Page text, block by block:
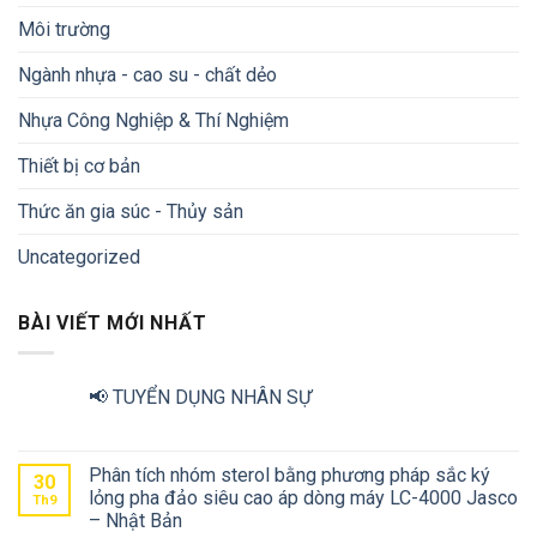
Môi trường
Ngành nhựa - cao su - chất dẻo
Nhựa Công Nghiệp & Thí Nghiệm
Thiết bị cơ bản
Thức ăn gia súc - Thủy sản
Uncategorized
BÀI VIẾT MỚI NHẤT
📢 TUYỂN DỤNG NHÂN SỰ
30
Th9
Phân tích nhóm sterol bằng phương pháp sắc ký
lỏng pha đảo siêu cao áp dòng máy LC-4000 Jasco
– Nhật Bản